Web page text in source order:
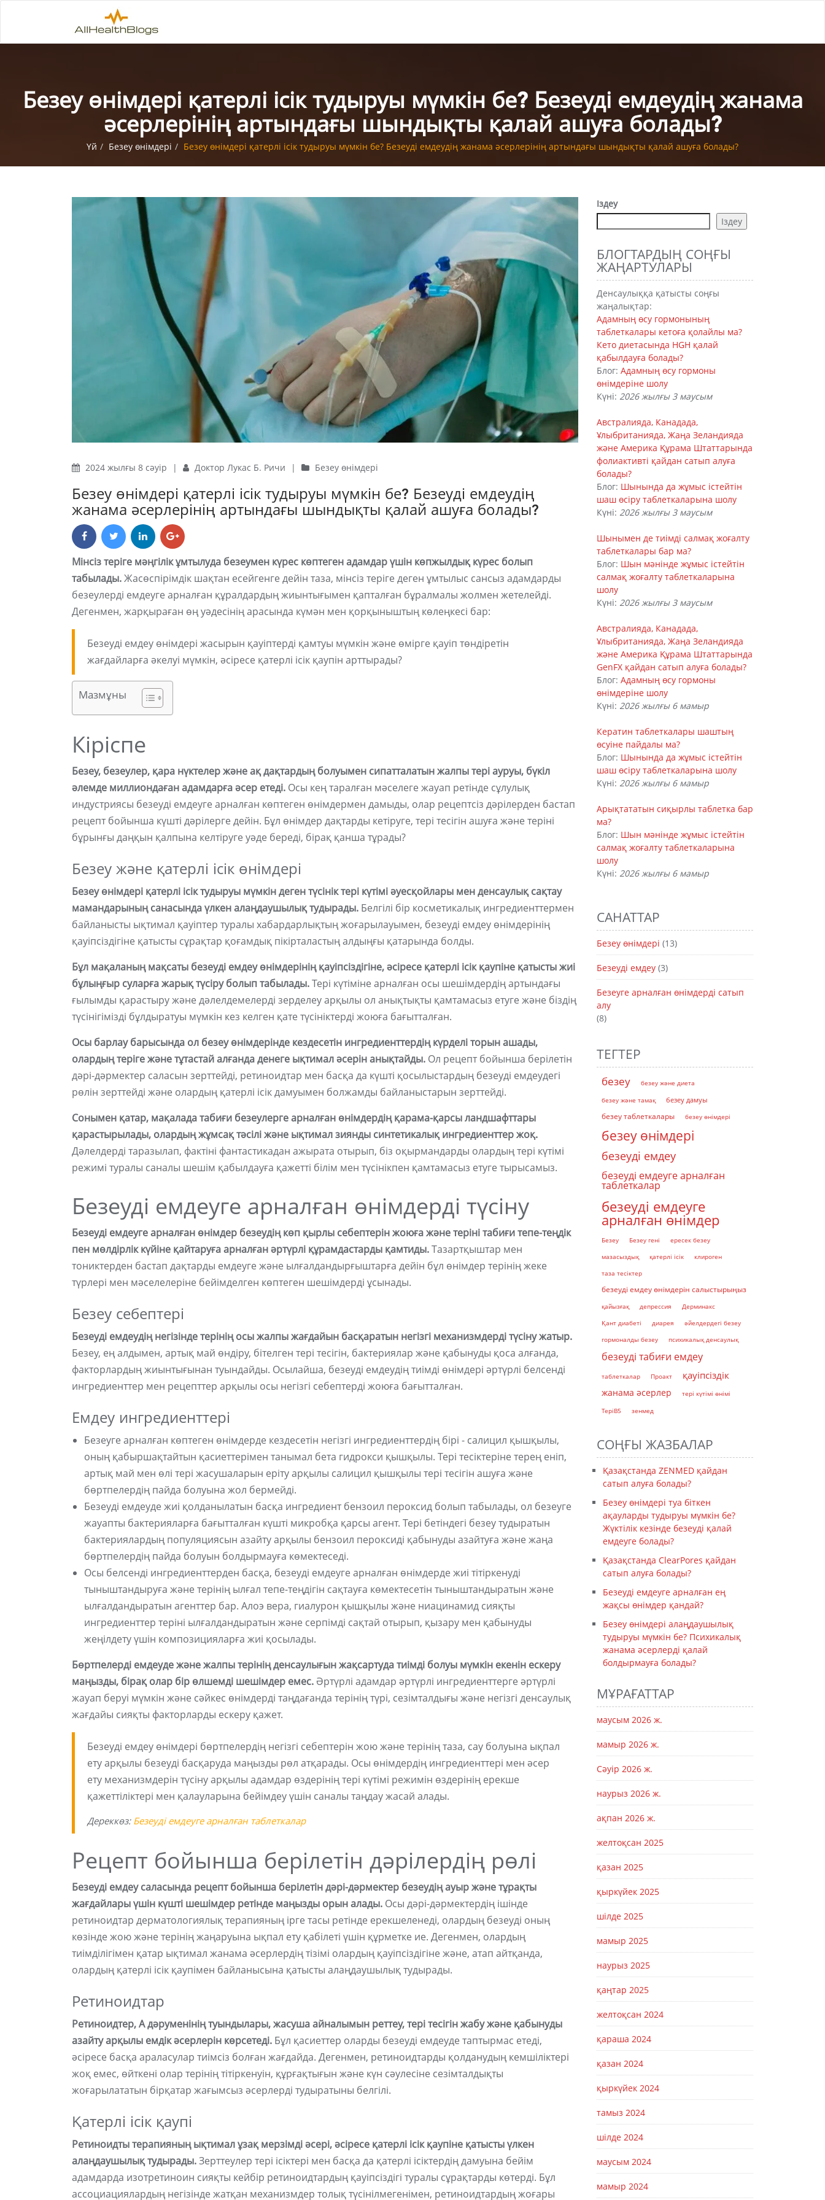
Безеу өнімдері қатерлі ісік тудыруы мүмкін бе? Безеуді емдеудің жанама
әсерлерінің артындағы шындықты қалай ашуға болады?
Үй Безеу өнімдері Безеу өнімдері қатерлі ісік тудыруы мүмкін бе? Безеуді емдеудің жанама әсерлерінің артындағы шындықты қалай ашуға болады?
2024 жылғы 8 сәуір | Доктор Лукас Б. Ричи | Безеу өнімдері
Безеу өнімдері қатерлі ісік тудыруы мүмкін бе? Безеуді емдеудің
жанама әсерлерінің артындағы шындықты қалай ашуға болады?
Мінсіз теріге мәңгілік ұмтылуда безеумен күрес көптеген адамдар үшін көпжылдық күрес болып
табылады.Жасөспірімдік шақтан есейгенге дейін таза, мінсіз теріге деген ұмтылыс сансыз адамдарды
безеулерді емдеуге арналған құралдардың жиынтығымен қапталған бұралмалы жолмен жетелейді.
Дегенмен, жарқыраған өң уәдесінің арасында күмән мен қорқыныштың көлеңкесі бар:
Безеуді емдеу өнімдері жасырын қауіптерді қамтуы мүмкін және өмірге қауіп төндіретін
жағдайларға әкелуі мүмкін, әсіресе қатерлі ісік қаупін арттырады?
Мазмұны
Кіріспе
Безеу, безеулер, қара нүктелер және ақ дақтардың болуымен сипатталатын жалпы тері ауруы, бүкіл
әлемде миллиондаған адамдарға әсер етеді. Осы кең таралған мәселеге жауап ретінде сұлулық
индустриясы безеуді емдеуге арналған көптеген өнімдермен дамыды, олар рецептсіз дәрілерден бастап
рецепт бойынша күшті дәрілерге дейін. Бұл өнімдер дақтарды кетіруге, тері тесігін ашуға және теріні
бұрынғы даңқын қалпына келтіруге уәде береді, бірақ қанша тұрады?
Безеу және қатерлі ісік өнімдері
Безеу өнімдері қатерлі ісік тудыруы мүмкін деген түсінік тері күтімі әуесқойлары мен денсаулық сақтау
мамандарының санасында үлкен алаңдаушылық тудырады. Белгілі бір косметикалық ингредиенттермен
байланысты ықтимал қауіптер туралы хабардарлықтың жоғарылауымен, безеуді емдеу өнімдерінің
қауіпсіздігіне қатысты сұрақтар қоғамдық пікірталастың алдыңғы қатарында болды.
Бұл мақаланың мақсаты безеуді емдеу өнімдерінің қауіпсіздігіне, әсіресе қатерлі ісік қаупіне қатысты жиі
бұлыңғыр суларға жарық түсіру болып табылады.Тері күтіміне арналған осы шешімдердің артындағы
ғылымды қарастыру және дәлелдемелерді зерделеу арқылы ол анықтықты қамтамасыз етуге және біздің
түсінігімізді бұлдыратуы мүмкін кез келген қате түсініктерді жоюға бағытталған.
Осы барлау барысында ол безеу өнімдерінде кездесетін ингредиенттердің күрделі торын ашады,
олардың теріге және тұтастай алғанда денеге ықтимал әсерін анықтайды. Ол рецепт бойынша берілетін
дәрі-дәрмектер саласын зерттейді, ретиноидтар мен басқа да күшті қосылыстардың безеуді емдеудегі
рөлін зерттейді және олардың қатерлі ісік дамуымен болжамды байланыстарын зерттейді.
Сонымен қатар, мақалада табиғи безеулерге арналған өнімдердің қарама-қарсы ландшафттары
қарастырылады, олардың жұмсақ тәсілі және ықтимал зиянды синтетикалық ингредиенттер жоқ.
Дәлелдерді таразылап, фактіні фантастикадан ажырата отырып, біз оқырмандарды олардың тері күтімі
режимі туралы саналы шешім қабылдауға қажетті білім мен түсінікпен қамтамасыз етуге тырысамыз.
Безеуді емдеуге арналған өнімдерді түсіну
Безеуді емдеуге арналған өнімдер безеудің көп қырлы себептерін жоюға және теріні табиғи тепе-теңдік
пен мөлдірлік күйіне қайтаруға арналған әртүрлі құрамдастарды қамтиды.Тазартқыштар мен
тониктерден бастап дақтарды емдеуге және ылғалдандырғыштарға дейін бұл өнімдер терінің жеке
түрлері мен мәселелеріне бейімделген көптеген шешімдерді ұсынады.
Безеу себептері
Безеуді емдеудің негізінде терінің осы жалпы жағдайын басқаратын негізгі механизмдерді түсіну жатыр.
Безеу, ең алдымен, артық май өндіру, бітелген тері тесігін, бактериялар және қабынуды қоса алғанда,
факторлардың жиынтығынан туындайды. Осылайша, безеуді емдеудің тиімді өнімдері әртүрлі белсенді
ингредиенттер мен рецепттер арқылы осы негізгі себептерді жоюға бағытталған.
Емдеу ингредиенттері
Безеуге арналған көптеген өнімдерде кездесетін негізгі ингредиенттердің бірі - салицил қышқылы,
оның қабыршақтайтын қасиеттерімен танымал бета гидрокси қышқылы. Тері тесіктеріне терең еніп,
артық май мен өлі тері жасушаларын еріту арқылы салицил қышқылы тері тесігін ашуға және
бөртпелердің пайда болуына жол бермейді.
Безеуді емдеуде жиі қолданылатын басқа ингредиент бензоил пероксид болып табылады, ол безеуге
жауапты бактерияларға бағытталған күшті микробқа қарсы агент. Тері бетіндегі безеу тудыратын
бактериялардың популяциясын азайту арқылы бензоил пероксиді қабынуды азайтуға және жаңа
бөртпелердің пайда болуын болдырмауға көмектеседі.
Осы белсенді ингредиенттерден басқа, безеуді емдеуге арналған өнімдерде жиі тітіркенуді
тыныштандыруға және терінің ылғал тепе-теңдігін сақтауға көмектесетін тыныштандыратын және
ылғалдандыратын агенттер бар. Алоэ вера, гиалурон қышқылы және ниацинамид сияқты
ингредиенттер теріні ылғалдандыратын және серпімді сақтай отырып, қызару мен қабынуды
жеңілдету үшін композицияларға жиі қосылады.
Бөртпелерді емдеуде және жалпы терінің денсаулығын жақсартуда тиімді болуы мүмкін екенін ескеру
маңызды, бірақ олар бір өлшемді шешімдер емес. Әртүрлі адамдар әртүрлі ингредиенттерге әртүрлі
жауап беруі мүмкін және сәйкес өнімдерді таңдағанда терінің түрі, сезімталдығы және негізгі денсаулық
жағдайы сияқты факторларды ескеру қажет.
Безеуді емдеу өнімдері бөртпелердің негізгі себептерін жою және терінің таза, сау болуына ықпал
ету арқылы безеуді басқаруда маңызды рөл атқарады. Осы өнімдердің ингредиенттері мен әсер
ету механизмдерін түсіну арқылы адамдар өздерінің тері күтімі режимін өздерінің ерекше
қажеттіліктері мен қалауларына бейімдеу үшін саналы таңдау жасай алады.
Дереккөз: Безеуді емдеуге арналған таблеткалар
Рецепт бойынша берілетін дәрілердің рөлі
Безеуді емдеу саласында рецепт бойынша берілетін дәрі-дәрмектер безеудің ауыр және тұрақты
жағдайлары үшін күшті шешімдер ретінде маңызды орын алады. Осы дәрі-дәрмектердің ішінде
ретиноидтар дерматологиялық терапияның ірге тасы ретінде ерекшеленеді, олардың безеуді оның
көзінде жою және терінің жаңаруына ықпал ету қабілеті үшін құрметке ие. Дегенмен, олардың
тиімділігімен қатар ықтимал жанама әсерлердің тізімі олардың қауіпсіздігіне және, атап айтқанда,
олардың қатерлі ісік қаупімен байланысына қатысты алаңдаушылық тудырады.
Ретиноидтар
Ретиноидтер, А дәруменінің туындылары, жасуша айналымын реттеу, тері тесігін жабу және қабынуды
азайту арқылы емдік әсерлерін көрсетеді. Бұл қасиеттер оларды безеуді емдеуде таптырмас етеді,
әсіресе басқа араласулар тиімсіз болған жағдайда. Дегенмен, ретиноидтарды қолданудың кемшіліктері
жоқ емес, өйткені олар терінің тітіркенуін, құрғақтығын және күн сәулесіне сезімталдықты
жоғарылататын бірқатар жағымсыз әсерлерді тудыратыны белгілі.
Қатерлі ісік қаупі
Ретиноидты терапияның ықтимал ұзақ мерзімді әсері, әсіресе қатерлі ісік қаупіне қатысты үлкен
алаңдаушылық тудырады.Зерттеулер тері ісіктері мен басқа да қатерлі ісіктердің дамуына бейім
адамдарда изотретиноин сияқты кейбір ретиноидтардың қауіпсіздігі туралы сұрақтарды көтерді. Бұл
ассоциациялардың негізінде жатқан механизмдер толық түсінілмегенімен, ретиноидтардың жоғары
Іздеу
Іздеу
БЛОГТАРДЫҢ СОҢҒЫ
ЖАҢАРТУЛАРЫ
Денсаулыққа қатысты соңғы
жаңалықтар:
Адамның өсу гормонының
таблеткалары кетоға қолайлы ма?
Кето диетасында HGH қалай
қабылдауға болады?
Блог: Адамның өсу гормоны
өнімдеріне шолу
Күні: 2026 жылғы 3 маусым
Австралияда, Канадада,
Ұлыбританияда, Жаңа Зеландияда
және Америка Құрама Штаттарында
фолиактивті қайдан сатып алуға
болады?
Блог: Шынында да жұмыс істейтін
шаш өсіру таблеткаларына шолу
Күні: 2026 жылғы 3 маусым
Шынымен де тиімді салмақ жоғалту
таблеткалары бар ма?
Блог: Шын мәнінде жұмыс істейтін
салмақ жоғалту таблеткаларына
шолу
Күні: 2026 жылғы 3 маусым
Австралияда, Канадада,
Ұлыбританияда, Жаңа Зеландияда
және Америка Құрама Штаттарында
GenFX қайдан сатып алуға болады?
Блог: Адамның өсу гормоны
өнімдеріне шолу
Күні: 2026 жылғы 6 мамыр
Кератин таблеткалары шаштың
өсуіне пайдалы ма?
Блог: Шынында да жұмыс істейтін
шаш өсіру таблеткаларына шолу
Күні: 2026 жылғы 6 мамыр
Арықтататын сиқырлы таблетка бар
ма?
Блог: Шын мәнінде жұмыс істейтін
салмақ жоғалту таблеткаларына
шолу
Күні: 2026 жылғы 6 мамыр
САНАТТАР
Безеу өнімдері (13)
Безеуді емдеу (3)
Безеуге арналған өнімдерді сатып
алу
(8)
ТЕГТЕР
безеу
безеу және диета
безеу және тамақ
безеу дамуы
безеу таблеткалары безеу өнімдері
безеу өнімдері
безеуді емдеу
безеуді емдеуге арналған
таблеткалар
безеуді емдеуге
арналған өнімдер
Безеу Безеу гені
ересек безеу
мазасыздық
қатерлі ісік
клироген
таза тесіктер
безеуді емдеу өнімдерін салыстырыңыз
қайызғақ депрессия
Дерминакс
Қант диабеті
диарея
әйелдердегі безеу
гормоналды безеу
психикалық денсаулық
безеуді табиғи емдеу
таблеткалар Проакт қауіпсіздік
жанама әсерлер
тері күтімі өнімі
ТеріB5
зенмед
СОҢҒЫ ЖАЗБАЛАР
Қазақстанда ZENMED қайдан
сатып алуға болады?
Безеу өнімдері туа біткен
ақауларды тудыруы мүмкін бе?
Жүктілік кезінде безеуді қалай
емдеуге болады?
Қазақстанда ClearPores қайдан
сатып алуға болады?
Безеуді емдеуге арналған ең
жақсы өнімдер қандай?
Безеу өнімдері алаңдаушылық
тудыруы мүмкін бе? Психикалық
жанама әсерлерді қалай
болдырмауға болады?
МҰРАҒАТТАР
маусым 2026 ж.
мамыр 2026 ж.
Сәуір 2026 ж.
наурыз 2026 ж.
ақпан 2026 ж.
желтоқсан 2025
қазан 2025
қыркүйек 2025
шілде 2025
мамыр 2025
наурыз 2025
қаңтар 2025
желтоқсан 2024
қараша 2024
қазан 2024
қыркүйек 2024
тамыз 2024
шілде 2024
маусым 2024
мамыр 2024